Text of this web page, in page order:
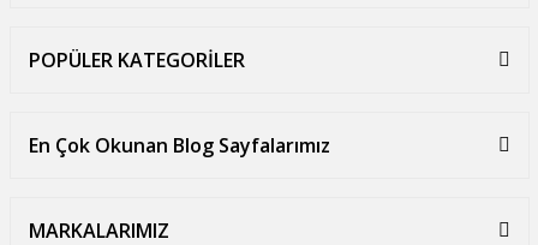
POPÜLER KATEGORİLER
En Çok Okunan Blog Sayfalarımız
MARKALARIMIZ